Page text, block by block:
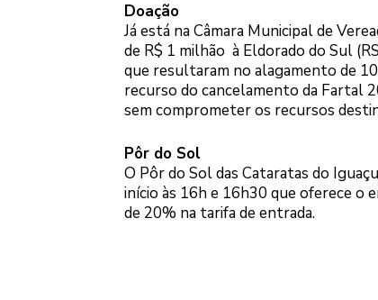
Doação
Já está na Câmara Municipal de
de R$ 1 milhão à Eldorado do Sul
que resultaram no alagamento de
recurso do cancelamento da Fartal
sem comprometer os recursos
Pôr do Sol
O Pôr do Sol das Cataratas do
início às 16h e 16h30 que oferece o
de 20% na tarifa de entrada.